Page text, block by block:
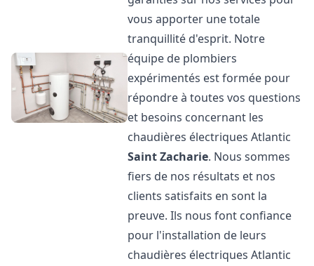
vous apporter une totale
tranquillité d'esprit. Notre
équipe de plombiers
expérimentés est formée pour
répondre à toutes vos questions
et besoins concernant les
chaudières électriques Atlantic
Saint Zacharie. Nous sommes
fiers de nos résultats et nos
clients satisfaits en sont la
preuve. Ils nous font confiance
pour l'installation de leurs
chaudières électriques Atlantic